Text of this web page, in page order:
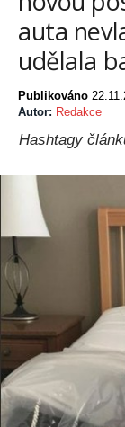
auta
udělala
Publikováno
Autor: Redakce
Hashtagy